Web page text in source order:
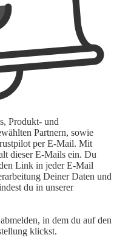
Produkt- und
Partnern, sowie
per E-Mail. Mit
dieser E-Mails ein. Du
Link in jeder E-Mail
Deiner Daten und
du in unserer
in dem du auf den
klickst.